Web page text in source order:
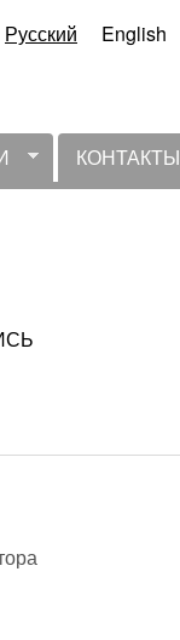
Русский English
КОНТАКТЫ